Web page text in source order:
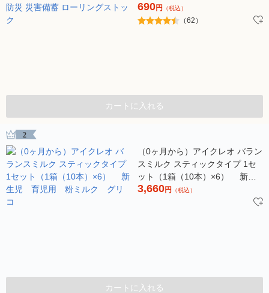
防災 災害備蓄 ローリングストッ
ク
690円 （税込）
（62）
カートに入れる
2
（0ヶ月から）アイクレオ バラン
スミルク スティックタイプ 1セ
ット（1箱（10本）×6） 新生
児 育児用 粉ミルク グリコ
3,660円 （税込）
カートに入れる